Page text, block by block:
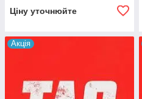
Ціну уточнюйте
Акція